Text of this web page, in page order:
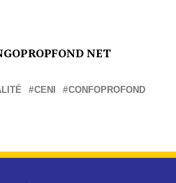
NET
CENI
CONFOPROFOND